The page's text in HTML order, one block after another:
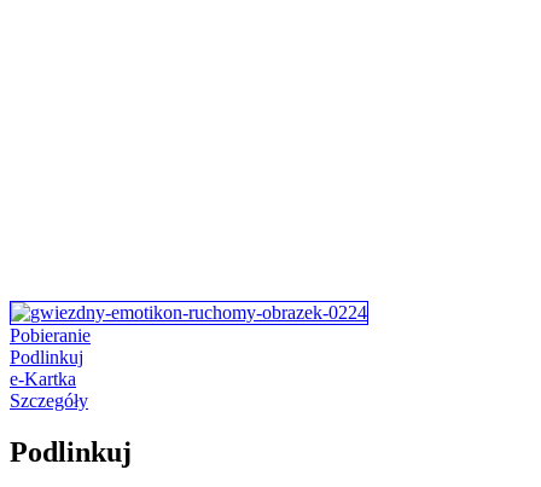
Pobieranie
Podlinkuj
e-Kartka
Szczegóły
Podlinkuj